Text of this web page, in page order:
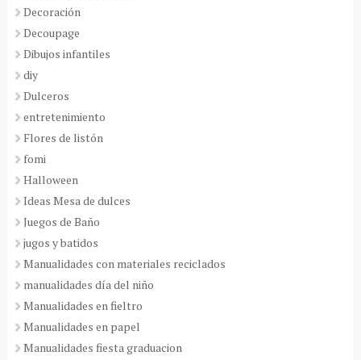
Decoración
Decoupage
Dibujos infantiles
diy
Dulceros
entretenimiento
Flores de listón
fomi
Halloween
Ideas Mesa de dulces
Juegos de Baño
jugos y batidos
Manualidades con materiales reciclados
manualidades día del niño
Manualidades en fieltro
Manualidades en papel
Manualidades fiesta graduacion